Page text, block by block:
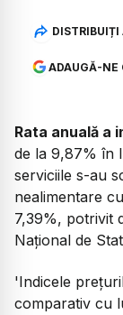
DISTRIBUIȚI
ADAUGĂ-NE
Rata anuală a
de la 9,87% în
serviciile s-au
nealimentare
7,39%, potrivit
Național de
'Indicele
comparativ cu